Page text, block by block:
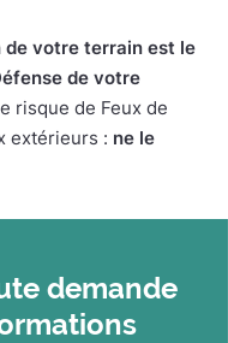
de votre terrain est le
de votre
risque de Feux de
extérieurs : ne le
demande